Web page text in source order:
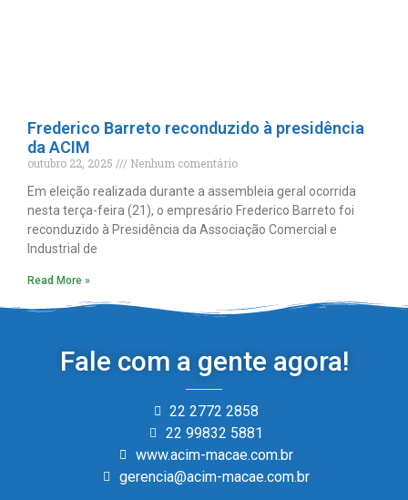
Frederico Barreto reconduzido à presidência
da ACIM
outubro 22, 2025
Nenhum comentário
Em eleição realizada durante a assembleia geral ocorrida
nesta terça-feira (21), o empresário Frederico Barreto foi
reconduzido à Presidência da Associação Comercial e
Industrial de
Read More »
Fale com a gente agora!
22 2772 2858
22 99832 5881
www.acim-macae.com.br
gerencia@acim-macae.com.br